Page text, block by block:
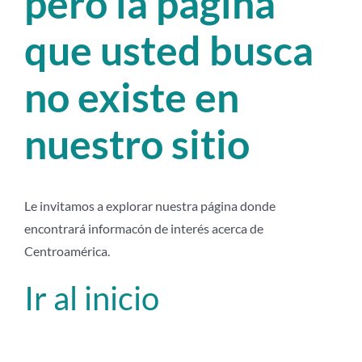
que usted busca
no existe en
nuestro sitio
Le invitamos a explorar nuestra página donde
encontrará informacón de interés acerca de
Centroamérica.
Ir al inicio